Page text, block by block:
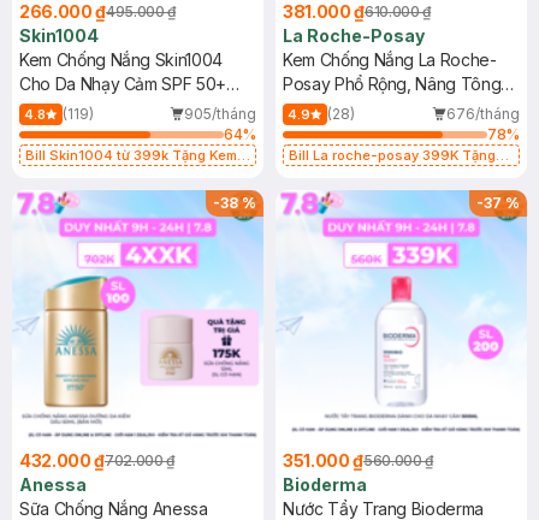
266.000 ₫495.000 ₫
Skin1004
Kem Chống Nắng Skin1004
Cho Da Nhạy Cảm SPF 50+
50ml
4.8 (119)
905/tháng
64%
Bill Skin1004 từ 399k Tặng Kem
SPF 50+ 20ml (SL Có Hạn)
381.000 ₫610.000 ₫
La Roche-Posay
Kem Chống Nắng La Roche-
Posay Phổ Rộng, Nâng Tông
Kiềm Dầu 50ml
4.9 (28)
676/tháng
78%
Bill La roche-posay 399K Tặng
(SL có hạn)
-38%
432.000 ₫702.000 ₫
Anessa
Sữa Chống Nắng Anessa
-37%
351.000 ₫560.000 ₫
Bioderma
Nước Tẩy Trang Bioderma